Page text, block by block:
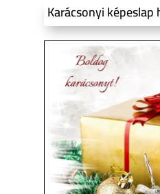
Karácsonyi